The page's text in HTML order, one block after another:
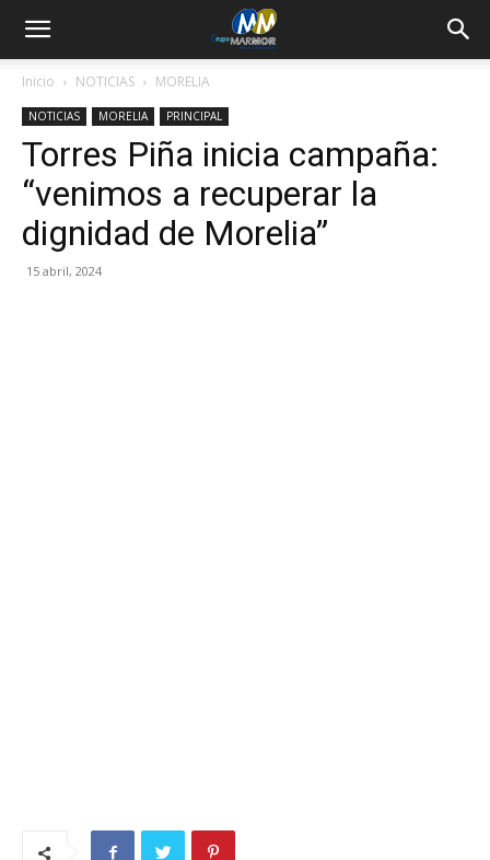
Inicio NOTICIAS MORELIA
NOTICIAS MORELIA PRINCIPAL
Torres Piña inicia campaña:
“venimos a recuperar la
dignidad de Morelia”
15 abril, 2024